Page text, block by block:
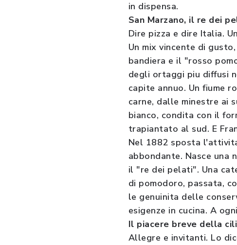
in dispensa.
San Marzano, il re dei
Dire pizza e dire Italia.
Un mix vincente di
bandiera e il "rosso
degli ortaggi piu diffusi
capite annuo. Un fiume
carne, dalle minestre ai
bianco, condita con il
trapiantato al sud. E
Nel 1882 sposta
abbondante. Nasce una
il "re dei pelati". Una
di pomodoro, passata,
le genuinita delle
esigenze in cucina. A
Il piacere breve della
Allegre e invitanti. Lo